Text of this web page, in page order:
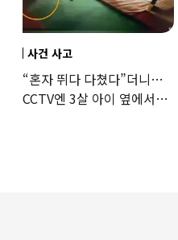
사건 사고
“혼자 뛰다 다쳤다”더니…
CCTV엔 3살 아이 옆에서